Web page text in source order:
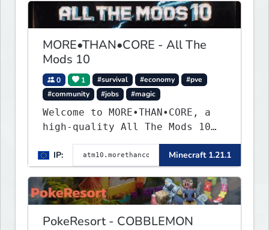
MORE•THAN•CORE - All The
Mods 10
0 1 #survival #economy
#pve
#community
#jobs #magic
Welcome to MORE•THAN•CORE, a
high-quality All The Mods 10
Minecraft server built for
players who want a smooth,
polished, and rewarding modded
experience.
IP: Minecraft 1.21.1
PokeResort - COBBLEMON